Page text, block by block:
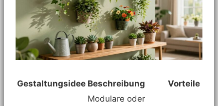
Gestaltungsidee Beschreibung Vorteile
Modulare oder